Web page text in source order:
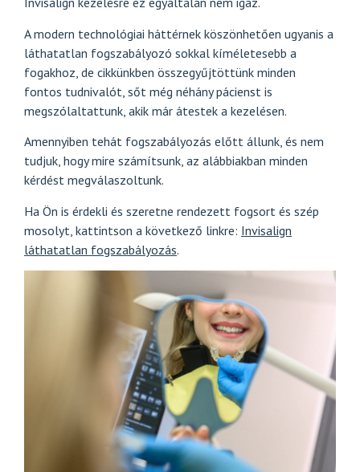
A modern technológiai háttérnek köszönhetően ugyanis a
láthatatlan fogszabályozó sokkal kíméletesebb a
fogakhoz, de cikkünkben összegyűjtöttünk minden
fontos tudnivalót, sőt még néhány pácienst is
megszólaltattunk, akik már átestek a kezelésen.
Amennyiben tehát fogszabályozás előtt állunk, és nem
tudjuk, hogy mire számítsunk, az alábbiakban minden
kérdést megválaszoltunk.
Ha Ön is érdekli és szeretne rendezett fogsort és szép
mosolyt, kattintson a következő linkre: Invisalign
láthatatlan fogszabályozás.